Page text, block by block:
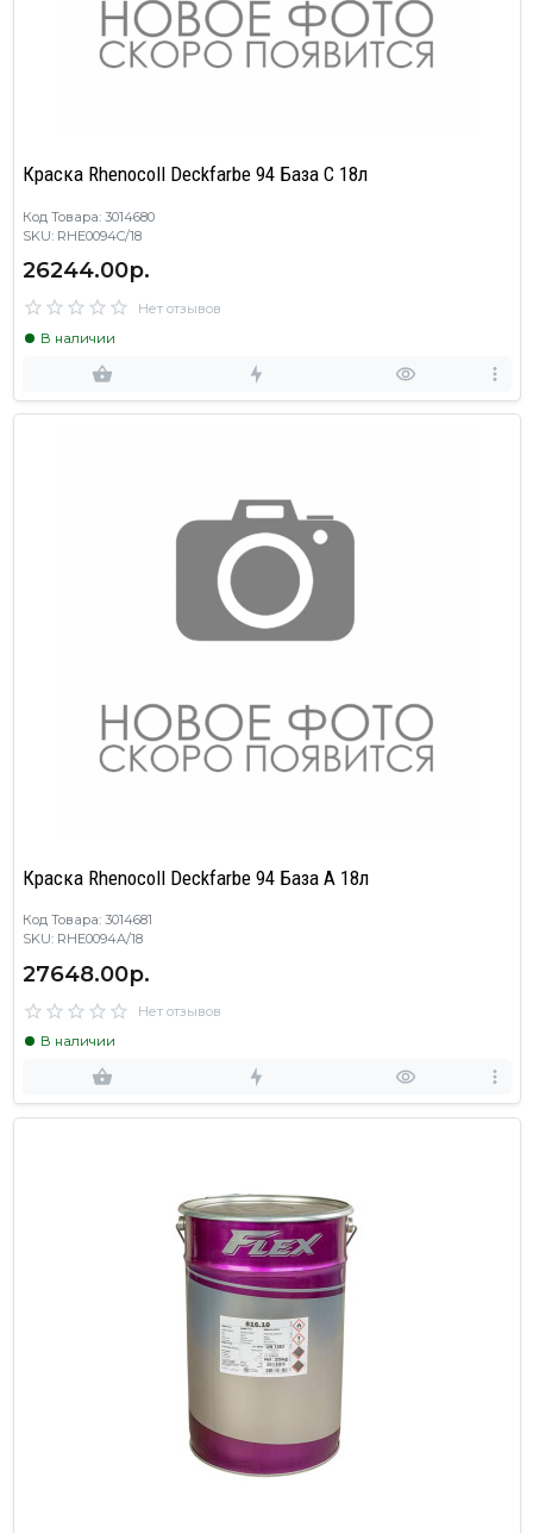
Краска Rhenocoll Deckfarbe 94 База C 18л
Код Товара: 3014680
SKU: RHE0094C/18
26244.00р.
Нет отзывов
В наличии
Краска Rhenocoll Deckfarbe 94 База А 18л
Код Товара: 3014681
SKU: RHE0094A/18
27648.00р.
Нет отзывов
В наличии